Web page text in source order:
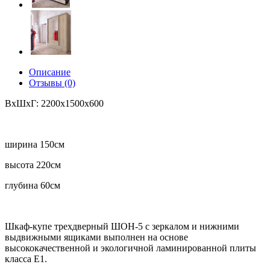
Описание
Отзывы (0)
ВхШхГ: 2200x1500x600
ширина 150см
высота 220см
глубина 60см
Шкаф-купе трехдверный ШОН-5 с зеркалом и нижними
выдвижными ящиками выполнен на основе
высококачественной и экологичной ламинированной плиты
класса Е1.